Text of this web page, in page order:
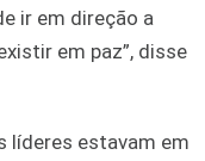
ir em direção a
em paz”, disse
líderes estavam em